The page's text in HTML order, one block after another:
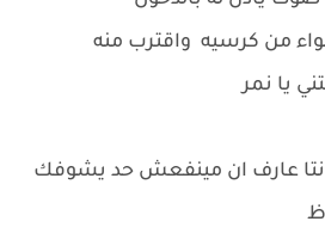
من كرسيه واقترب منه
يا نمر
عارف ان مينفعش حد يشوفك